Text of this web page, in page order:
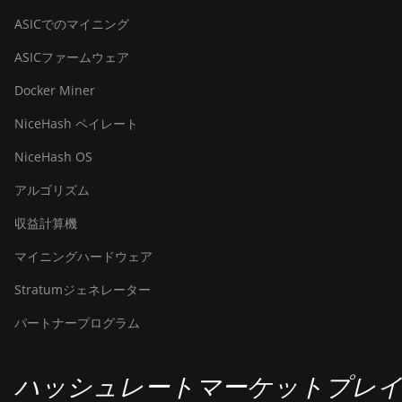
ASICでのマイニング
ASICファームウェア
Docker Miner
NiceHash ペイレート
NiceHash OS
アルゴリズム
収益計算機
マイニングハードウェア
Stratumジェネレーター
パートナープログラム
ハッシュレートマーケットプレ